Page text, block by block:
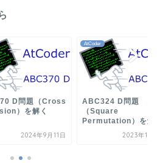
D問題（Cross
）を解く
2024年9月11日
AtCoder
ABC324 D問題
（Square
Permutation）を解
2023年10